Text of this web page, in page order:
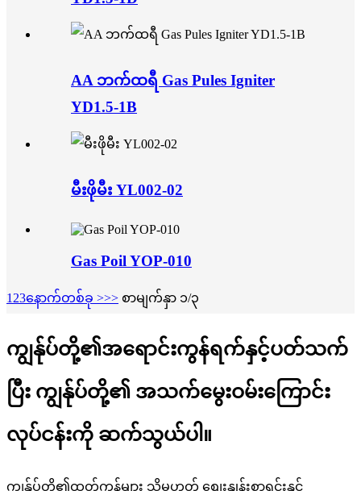
AA ဘက်ထရီ Gas Pules Igniter
YD1.5-1B
မီးဖိုမီး YL002-02
Gas Poil YOP-010
1 23နောက်တစ်ခု >>> စာမျက်နှာ ၁/၃
ကျွန်ုပ်တို့၏အရောင်းကွန်ရက်နှင့်ပတ်သက်
ပြီး ကျွန်ုပ်တို့၏ အသက်မွေးဝမ်းကြောင်း
လုပ်ငန်းကို ဆက်သွယ်ပါ။
ကျွန်ုပ်တို့၏ထုတ်ကုန်များ သို့မဟုတ် စျေးနှုန်းစာရင်းနှင့်